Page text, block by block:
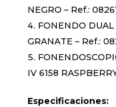
NEGRO – Ref.:
FONENDO
GRANATE – Ref.:
IV 6158
Especificaciones: